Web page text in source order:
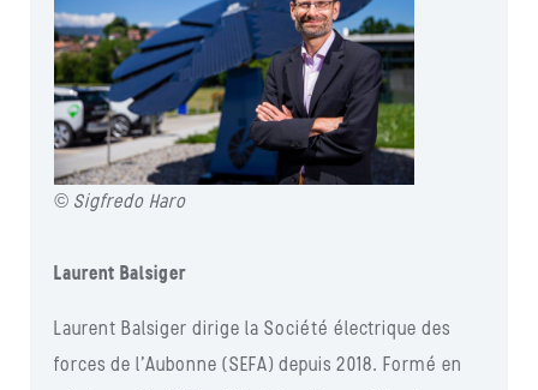
© Sigfredo Haro
Laurent Balsiger
Laurent Balsiger dirige la Société électrique des
forces de l’Aubonne (SEFA) depuis 2018. Formé en